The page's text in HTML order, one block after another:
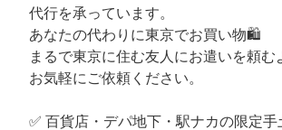
代行を承っています。
あなたの代わりに東京でお買い物🛍️
まるで東京に住む友人にお遣いを頼む
お気軽にご依頼ください。
✅ 百貨店・デパ地下・駅ナカの限定手